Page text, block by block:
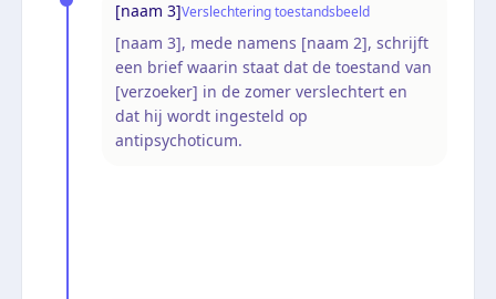
[naam 3]Verslechtering toestandsbeeld
[naam 3], mede namens [naam 2], schrijft
een brief waarin staat dat de toestand van
[verzoeker] in de zomer verslechtert en
dat hij wordt ingesteld op
antipsychoticum.